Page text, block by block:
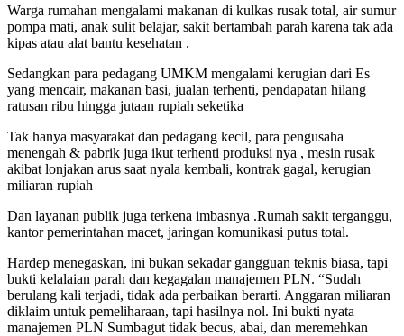
Warga rumahan mengalami makanan di kulkas rusak total, air sumur
pompa mati, anak sulit belajar, sakit bertambah parah karena tak ada
kipas atau alat bantu kesehatan .
Sedangkan para pedagang UMKM mengalami kerugian dari Es
yang mencair, makanan basi, jualan terhenti, pendapatan hilang
ratusan ribu hingga jutaan rupiah seketika
Tak hanya masyarakat dan pedagang kecil, para pengusaha
menengah & pabrik juga ikut terhenti produksi nya , mesin rusak
akibat lonjakan arus saat nyala kembali, kontrak gagal, kerugian
miliaran rupiah
Dan layanan publik juga terkena imbasnya .Rumah sakit terganggu,
kantor pemerintahan macet, jaringan komunikasi putus total.
Hardep menegaskan, ini bukan sekadar gangguan teknis biasa, tapi
bukti kelalaian parah dan kegagalan manajemen PLN. “Sudah
berulang kali terjadi, tidak ada perbaikan berarti. Anggaran miliaran
diklaim untuk pemeliharaan, tapi hasilnya nol. Ini bukti nyata
manajemen PLN Sumbagut tidak becus, abai, dan meremehkan